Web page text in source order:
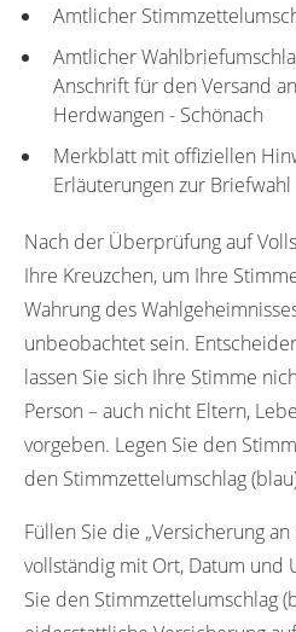
Amtlicher
Amtlicher
Anschrift für den Versand
Herdwangen - Schönach
Merkblatt mit offiziellen
Erläuterungen zur Briefwahl
Nach der Überprüfung auf
Ihre Kreuzchen, um Ihre
Wahrung des
unbeobachtet sein.
lassen Sie sich Ihre Stimme
Person – auch nicht Eltern,
vorgeben. Legen Sie den
den Stimmzettelumschlag
Füllen Sie die „Versicherung
vollständig mit Ort, Datum und
Sie den Stimmzettelumschlag